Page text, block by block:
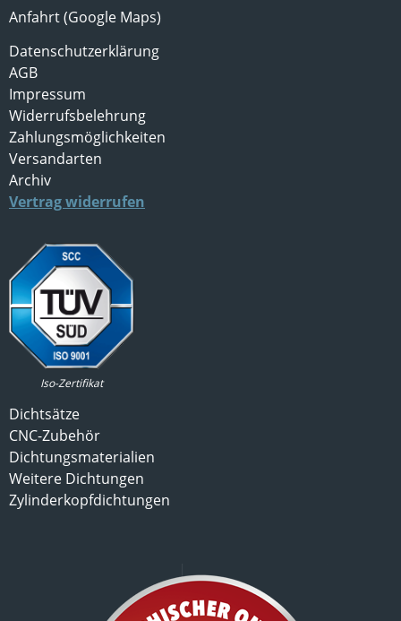
Anfahrt (Google Maps)
Datenschutzerklärung
AGB
Impressum
Widerrufsbelehrung
Zahlungsmöglichkeiten
Versandarten
Archiv
Vertrag widerrufen
Iso-Zertifikat
Dichtsätze
CNC-Zubehör
Dichtungsmaterialien
Weitere Dichtungen
Zylinderkopfdichtungen